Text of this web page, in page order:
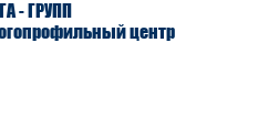
- ГРУПП
центр